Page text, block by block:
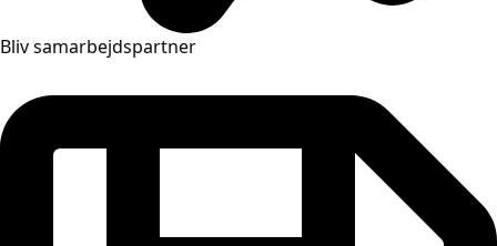
Bliv samarbejdspartner